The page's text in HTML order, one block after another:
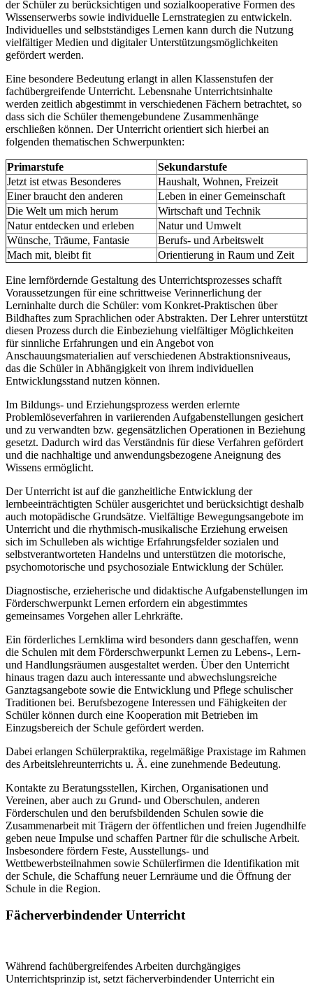
der Schüler zu berücksichtigen und sozialkooperative Formen des
Wissenserwerbs sowie individuelle Lernstrategien zu entwickeln.
Individuelles und selbstständiges Lernen kann durch die Nutzung
vielfältiger Medien und digitaler Unterstützungsmöglichkeiten
gefördert werden.
Eine besondere Bedeutung erlangt in allen Klassenstufen der
fachübergreifende Unterricht. Lebensnahe Unterrichtsinhalte
werden zeitlich abgestimmt in verschiedenen Fächern betrachtet, so
dass sich die Schüler themengebundene Zusammenhänge
erschließen können. Der Unterricht orientiert sich hierbei an
folgenden thematischen Schwerpunkten:
Primarstufe
Sekundarstufe
Jetzt ist etwas Besonderes
Haushalt, Wohnen, Freizeit
Einer braucht den anderen
Leben in einer Gemeinschaft
Die Welt um mich herum
Wirtschaft und Technik
Natur entdecken und erleben
Natur und Umwelt
Wünsche, Träume, Fantasie
Berufs- und Arbeitswelt
Mach mit, bleibt fit
Orientierung in Raum und Zeit
Eine lernfördernde Gestaltung des Unterrichtsprozesses schafft
Voraussetzungen für eine schrittweise Verinnerlichung der
Lerninhalte durch die Schüler: vom Konkret-Praktischen über
Bildhaftes zum Sprachlichen oder Abstrakten. Der Lehrer unterstützt
diesen Prozess durch die Einbeziehung vielfältiger Möglichkeiten
für sinnliche Erfahrungen und ein Angebot von
Anschauungsmaterialien auf verschiedenen Abstraktionsniveaus,
das die Schüler in Abhängigkeit von ihrem individuellen
Entwicklungsstand nutzen können.
Im Bildungs- und Erziehungsprozess werden erlernte
Problemlöseverfahren in variierenden Aufgabenstellungen gesichert
und zu verwandten bzw. gegensätzlichen Operationen in Beziehung
gesetzt. Dadurch wird das Verständnis für diese Verfahren gefördert
und die nachhaltige und anwendungsbezogene Aneignung des
Wissens ermöglicht.
Der Unterricht ist auf die ganzheitliche Entwicklung der
lernbeeinträchtigten Schüler ausgerichtet und berücksichtigt deshalb
auch motopädische Grundsätze. Vielfältige Bewegungsangebote im
Unterricht und die rhythmisch-musikalische Erziehung erweisen
sich im Schulleben als wichtige Erfahrungsfelder sozialen und
selbstverantworteten Handelns und unterstützen die motorische,
psychomotorische und psychosoziale Entwicklung der Schüler.
Diagnostische, erzieherische und didaktische Aufgabenstellungen im
Förderschwerpunkt Lernen erfordern ein abgestimmtes
gemeinsames Vorgehen aller Lehrkräfte.
Ein förderliches Lernklima wird besonders dann geschaffen, wenn
die Schulen mit dem Förderschwerpunkt Lernen zu Lebens-, Lern-
und Handlungsräumen ausgestaltet werden. Über den Unterricht
hinaus tragen dazu auch interessante und abwechslungsreiche
Ganztagsangebote sowie die Entwicklung und Pflege schulischer
Traditionen bei. Berufsbezogene Interessen und Fähigkeiten der
Schüler können durch eine Kooperation mit Betrieben im
Einzugsbereich der Schule gefördert werden.
Dabei erlangen Schülerpraktika, regelmäßige Praxistage im Rahmen
des Arbeitslehreunterrichts u. Ä. eine zunehmende Bedeutung.
Kontakte zu Beratungsstellen, Kirchen, Organisationen und
Vereinen, aber auch zu Grund- und Oberschulen, anderen
Förderschulen und den berufsbildenden Schulen sowie die
Zusammenarbeit mit Trägern der öffentlichen und freien Jugendhilfe
geben neue Impulse und schaffen Partner für die schulische Arbeit.
Insbesondere fördern Feste, Ausstellungs- und
Wettbewerbsteilnahmen sowie Schülerfirmen die Identifikation mit
der Schule, die Schaffung neuer Lernräume und die Öffnung der
Schule in die Region.
Fächerverbindender Unterricht
Während fachübergreifendes Arbeiten durchgängiges
Unterrichtsprinzip ist, setzt fächerverbindender Unterricht ein